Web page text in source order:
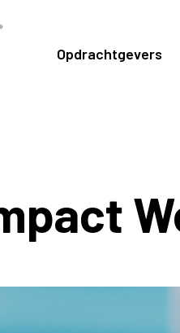
Opdrachtgevers